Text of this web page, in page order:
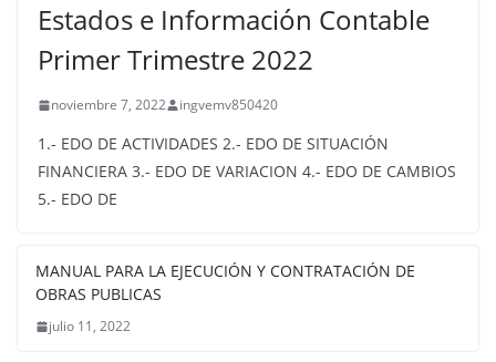
Estados e Información Contable
Primer Trimestre 2022
noviembre 7, 2022 ingvemv850420
1.- EDO DE ACTIVIDADES 2.- EDO DE SITUACIÓN
FINANCIERA 3.- EDO DE VARIACION 4.- EDO DE CAMBIOS
5.- EDO DE
MANUAL PARA LA EJECUCIÓN Y CONTRATACIÓN DE
OBRAS PUBLICAS
julio 11, 2022